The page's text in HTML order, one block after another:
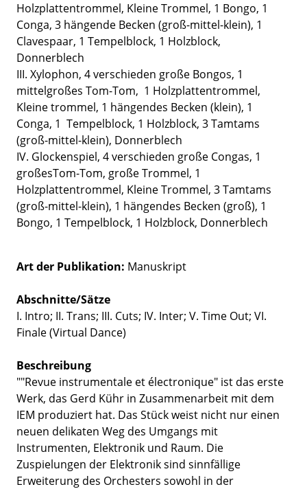
Holzplattentrommel, Kleine Trommel, 1 Bongo, 1
Conga, 3 hängende Becken (groß-mittel-klein), 1
Clavespaar, 1 Tempelblock, 1 Holzblock,
Donnerblech
III. Xylophon, 4 verschieden große Bongos, 1
mittelgroßes Tom-Tom, 1 Holzplattentrommel,
Kleine trommel, 1 hängendes Becken (klein), 1
Conga, 1 Tempelblock, 1 Holzblock, 3 Tamtams
(groß-mittel-klein), Donnerblech
IV. Glockenspiel, 4 verschieden große Congas, 1
großesTom-Tom, große Trommel, 1
Holzplattentrommel, Kleine Trommel, 3 Tamtams
(groß-mittel-klein), 1 hängendes Becken (groß), 1
Bongo, 1 Tempelblock, 1 Holzblock, Donnerblech
Art der Publikation Manuskript
Abschnitte/Sätze
I. Intro; II. Trans; III. Cuts; IV. Inter; V. Time Out; VI.
Finale (Virtual Dance)
Beschreibung
""Revue instrumentale et électronique" ist das erste
Werk, das Gerd Kühr in Zusammenarbeit mit dem
IEM produziert hat. Das Stück weist nicht nur einen
neuen delikaten Weg des Umgangs mit
Instrumenten, Elektronik und Raum. Die
Zuspielungen der Elektronik sind sinnfällige
Erweiterung des Orchesters sowohl in der